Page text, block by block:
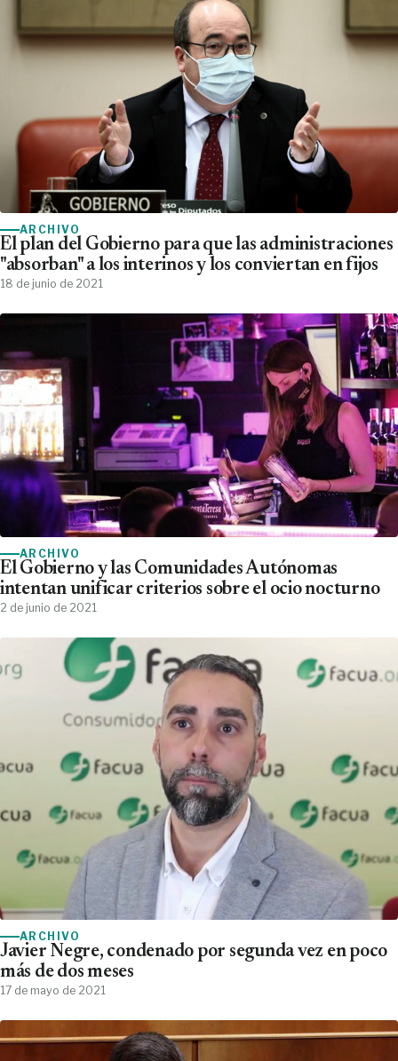
ARCHIVO
El plan del Gobierno para que las administraciones
"absorban" a los interinos y los conviertan en fijos
18 de junio de 2021
ARCHIVO
El Gobierno y las Comunidades Autónomas
intentan unificar criterios sobre el ocio nocturno
2 de junio de 2021
ARCHIVO
Javier Negre, condenado por segunda vez en poco
más de dos meses
17 de mayo de 2021